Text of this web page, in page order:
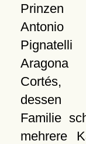
Prinzen
Antonio
Pignatelli
Aragona
Cortés,
dessen
Familie
mehrere